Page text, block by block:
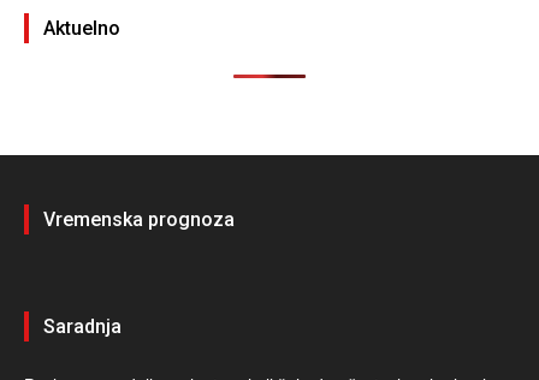
Aktuelno
Vremenska prognoza
Saradnja